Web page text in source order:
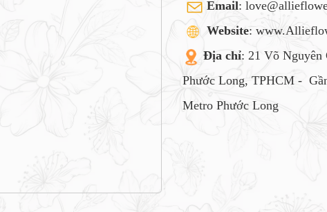
Email:
Website:
Địa chỉ: 21 Võ Nguyên
Phước Long, TPHCM -
Metro Phước Long